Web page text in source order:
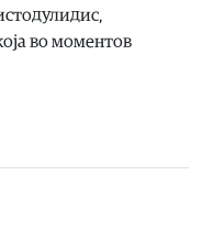
во моментов